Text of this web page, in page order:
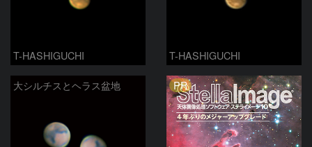
T-HASHIGUCHI T-HASHIGUCHI
大シルチスとヘラス盆地 PR